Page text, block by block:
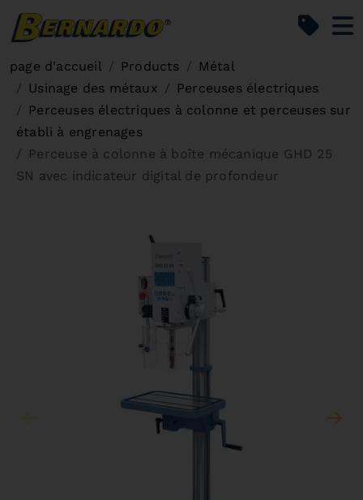
page d'accueil Products
Métal
Usinage des métaux
Perceuses électriques
Perceuses électriques à colonne et perceuses sur
établi à engrenages
Perceuse à colonne à boîte mécanique GHD 25
SN avec indicateur digital de profondeur